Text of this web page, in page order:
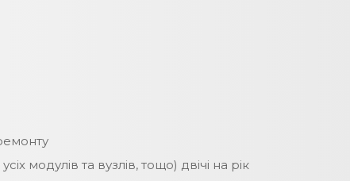
модулів та вузлів, тощо) двічі на рік